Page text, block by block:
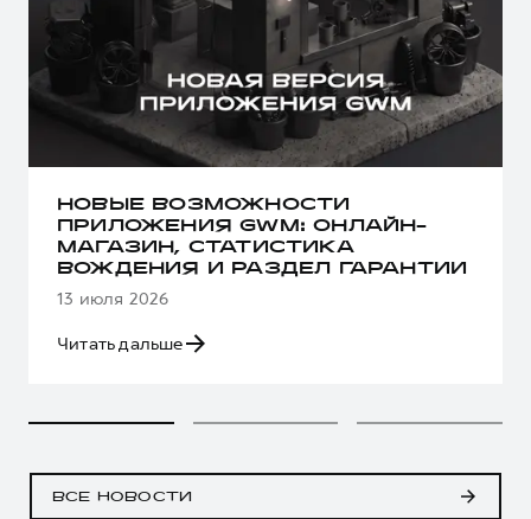
НОВЫЕ ВОЗМОЖНОСТИ
ПРИЛОЖЕНИЯ GWM: ОНЛАЙН-
МАГАЗИН, СТАТИСТИКА
ВОЖДЕНИЯ И РАЗДЕЛ ГАРАНТИИ
13 июля 2026
Читать дальше
ВСЕ НОВОСТИ